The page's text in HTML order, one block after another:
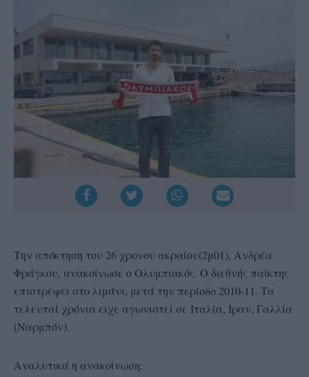
Την απόκτηση του 26 χρονου ακραίου(2μ01), Ανδρέα
Φράγκου, ανακοίνωσε ο Ολυμπιακός. Ο διεθνής παίκτης
επιστρέφει στο λιμάνι, μετά την περίοδο 2010-11. Τα
τελευταί χρόνια ειχε αγωνιστεί σε Ιταλία, Ιραν, Γαλλία
(Ναρμπόν).
Αναλυτικά η ανακοίνωση: